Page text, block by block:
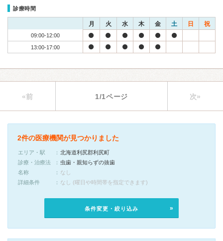
診療時間
月 火 水 木 金 土 日 祝
09:00-12:00
13:00-17:00
«前 1/1ページ 次»
2件の医療機関が見つかりました
エリア・駅
北海道利尻郡利尻町
診療・治療法
虫歯・親知らずの抜歯
名称
なし
詳細条件
なし (曜日や時間帯を指定できます)
条件変更・絞り込み